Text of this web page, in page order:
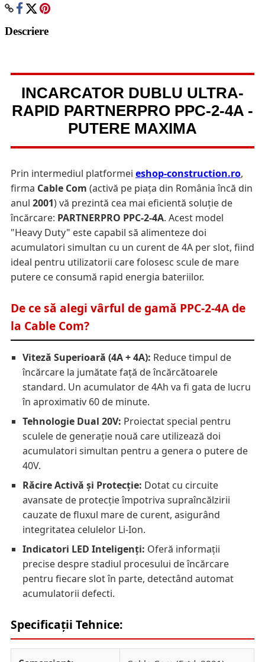
Descriere
INCARCATOR DUBLU ULTRA-
RAPID PARTNERPRO PPC-2-4A -
PUTERE MAXIMA
Prin intermediul platformei eshop-construction.ro,
firma Cable Com (activă pe piața din România încă din
anul 2001) vă prezintă cea mai eficientă soluție de
încărcare: PARTNERPRO PPC-2-4A. Acest model
"Heavy Duty" este capabil să alimenteze doi
acumulatori simultan cu un curent de 4A per slot, fiind
ideal pentru utilizatorii care folosesc scule de mare
putere ce consumă rapid energia bateriilor.
De ce să alegi vârful de gamă PPC-2-4A de
la Cable Com?
Viteză Superioară (4A + 4A): Reduce timpul de
încărcare la jumătate față de încărcătoarele
standard. Un acumulator de 4Ah va fi gata de lucru
în aproximativ 60 de minute.
Tehnologie Dual 20V: Proiectat special pentru
sculele de generație nouă care utilizează doi
acumulatori simultan pentru a genera o putere de
40V.
Răcire Activă și Protecție: Dotat cu circuite
avansate de protecție împotriva supraîncălzirii
cauzate de fluxul mare de curent, asigurând
integritatea celulelor Li-Ion.
Indicatori LED Inteligenți: Oferă informații
precise despre stadiul procesului de încărcare
pentru fiecare slot în parte, detectând automat
acumulatorii defecti.
Specificații Tehnice: